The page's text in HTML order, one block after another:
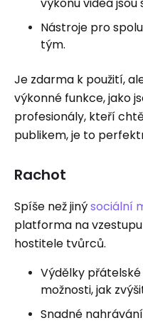
Nástroje pro
tým.
Je zdarma k použití,
výkonné funkce, jako
profesionály, kteří
publikem, je to
Rachot
Spíše než jinýsociální
platforma na
hostitele tvůrců.
Výdělky
možnosti, jak
Snadné